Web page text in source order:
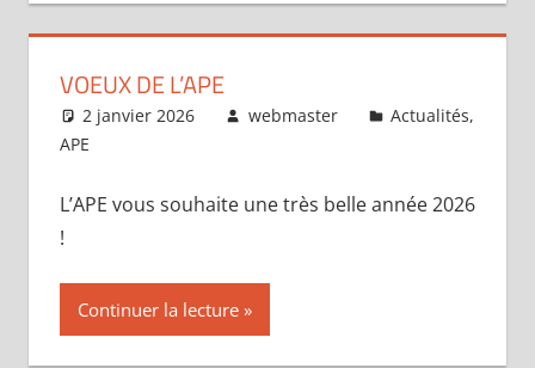
VOEUX DE L’APE
2 janvier 2026 webmaster Actualités,
APE
L’APE vous souhaite une très belle année 2026
!
Continuer la lecture